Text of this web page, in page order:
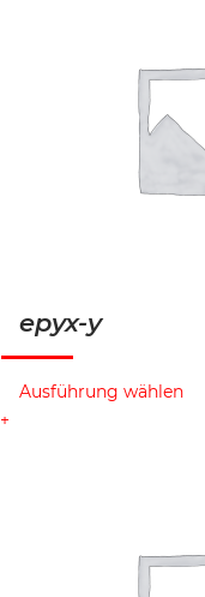
epyx-y
Ausführung wählen